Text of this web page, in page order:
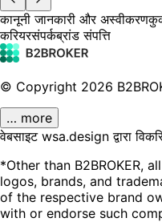
कानूनी जानकारी और अस्वीकरण
करियरसंपर्कब्रांड संपत्ति
© Copyright 2026
… more
वेबसाइट wsa.design द्वारा
*Other than B2BROKER,
logos, brands, and
of the respective brand
with or endorse such